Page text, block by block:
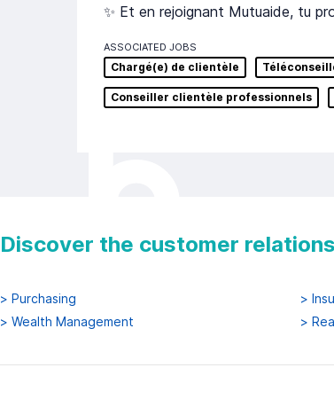
✨ Et en rejoignant Mutuaide, tu
ASSOCIATED JOBS
Chargé(e) de clientèle
Conseiller clientèle professionnels
Discover the customer
> Purchasing >
> Wealth Management >